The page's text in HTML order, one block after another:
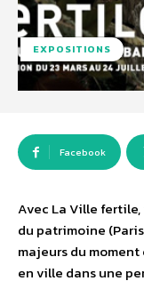
EXPOSITIONS
Facebook
Avec La Ville
du patrimoine
majeurs du
en ville dans une